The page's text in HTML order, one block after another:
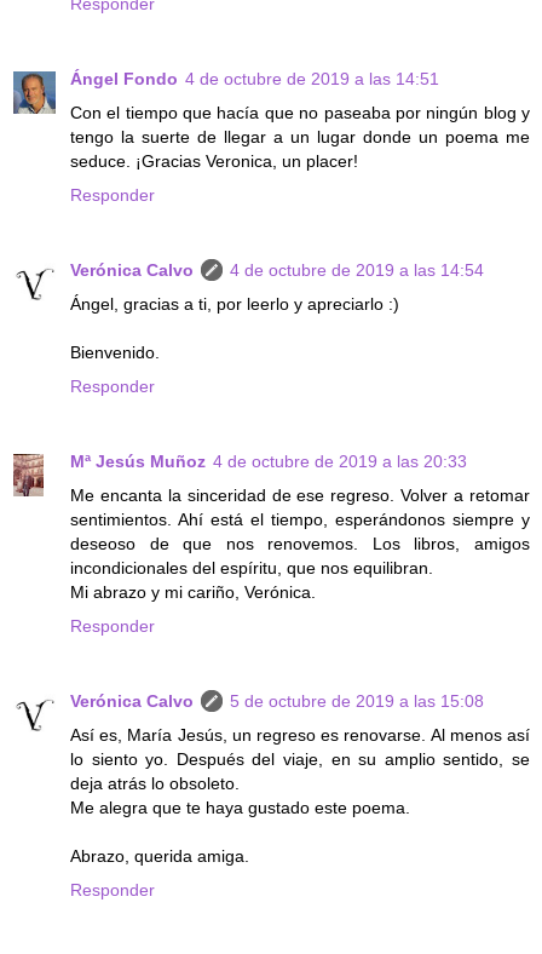
Responder
Ángel Fondo 4 de octubre de 2019 a las 14:51
Con el tiempo que hacía que no paseaba por ningún blog y
tengo la suerte de llegar a un lugar donde un poema me
seduce. ¡Gracias Veronica, un placer!
Responder
Verónica Calvo
4 de octubre de 2019 a las 14:54
Ángel, gracias a ti, por leerlo y apreciarlo :)
Bienvenido.
Responder
Mª Jesús Muñoz 4 de octubre de 2019 a las 20:33
Me encanta la sinceridad de ese regreso. Volver a retomar
sentimientos. Ahí está el tiempo, esperándonos siempre y
deseoso de que nos renovemos. Los libros, amigos
incondicionales del espíritu, que nos equilibran.
Mi abrazo y mi cariño, Verónica.
Responder
Verónica Calvo
5 de octubre de 2019 a las 15:08
Así es, María Jesús, un regreso es renovarse. Al menos así
lo siento yo. Después del viaje, en su amplio sentido, se
deja atrás lo obsoleto.
Me alegra que te haya gustado este poema.
Abrazo, querida amiga.
Responder